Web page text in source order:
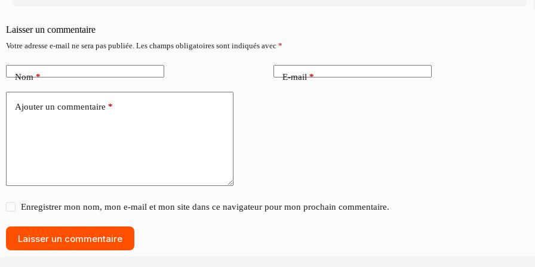
Laisser un commentaire
Votre adresse e-mail ne sera pas publiée. Les champs obligatoires sont indiqués avec *
Nom* E-mail*
Ajouter un commentaire *
Enregistrer mon nom, mon e-mail et mon site dans ce navigateur pour mon prochain commentaire.
Laisser un commentaire